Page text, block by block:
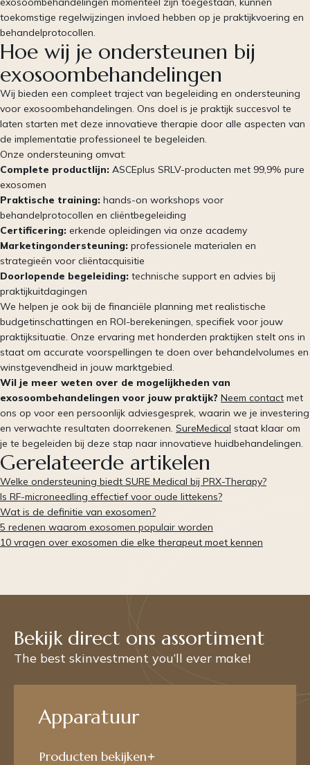
toekomstige regelwijzingen invloed hebben op je praktijkvoering en
behandelprotocollen.
Hoe wij je ondersteunen bij
exosoombehandelingen
Wij bieden een compleet traject van begeleiding en ondersteuning
voor exosoombehandelingen. Ons doel is je praktijk succesvol te
laten starten met deze innovatieve therapie door alle aspecten van
de implementatie professioneel te begeleiden.
Onze ondersteuning omvat:
Complete productlijn: ASCEplus SRLV-producten met 99,9% pure
exosomen
Praktische training: hands-on workshops voor
behandelprotocollen en cliëntbegeleiding
Certificering: erkende opleidingen via onze academy
Marketingondersteuning: professionele materialen en
strategieën voor cliëntacquisitie
Doorlopende begeleiding: technische support en advies bij
praktijkuitdagingen
We helpen je ook bij de financiële planning met realistische
budgetinschattingen en ROI-berekeningen, specifiek voor jouw
praktijksituatie. Onze ervaring met honderden praktijken stelt ons in
staat om accurate voorspellingen te doen over behandelvolumes en
winstgevendheid in jouw marktgebied.
Wil je meer weten over de mogelijkheden van
exosoombehandelingen voor jouw praktijk? Neem contact met
ons op voor een persoonlijk adviesgesprek, waarin we je investering
en verwachte resultaten doorrekenen. SureMedical staat klaar om
je te begeleiden bij deze stap naar innovatieve huidbehandelingen.
Gerelateerde artikelen
Welke ondersteuning biedt SURE Medical bij PRX-Therapy?
Is RF-microneedling effectief voor oude littekens?
Wat is de definitie van exosomen?
5 redenen waarom exosomen populair worden
10 vragen over exosomen die elke therapeut moet kennen
Bekijk direct ons assortiment
The best skinvestment you’ll ever make!
Apparatuur
Producten bekijken